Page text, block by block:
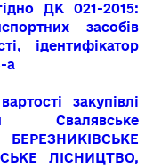
ДК 021-2015:
засобів
ідентифікатор
a
закупівлі
Свалявське
ЛІСНИЦТВО,